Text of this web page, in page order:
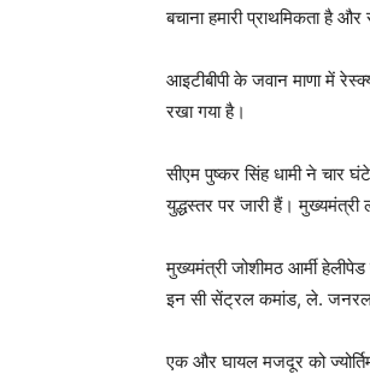
बचाना हमारी प्राथमिकता है
आइटीबीपी के जवान माणा में
रखा गया है।
सीएम पुष्कर सिंह धामी ने चार
युद्धस्तर पर जारी हैं।
मुख्यमंत्री जोशीमठ आर्मी
इन सी सेंट्रल कमांड, ले. जनरल
एक और घायल मजदूर को